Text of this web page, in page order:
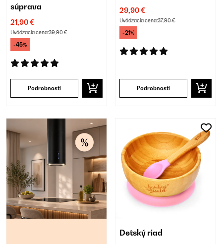
súprava
21,90 €
Uvádzacia cena:39,90 €
-45%
Podrobnosti
29,90 €
Uvádzacia cena:37,90 €
-21%
Podrobnosti
Detský riad